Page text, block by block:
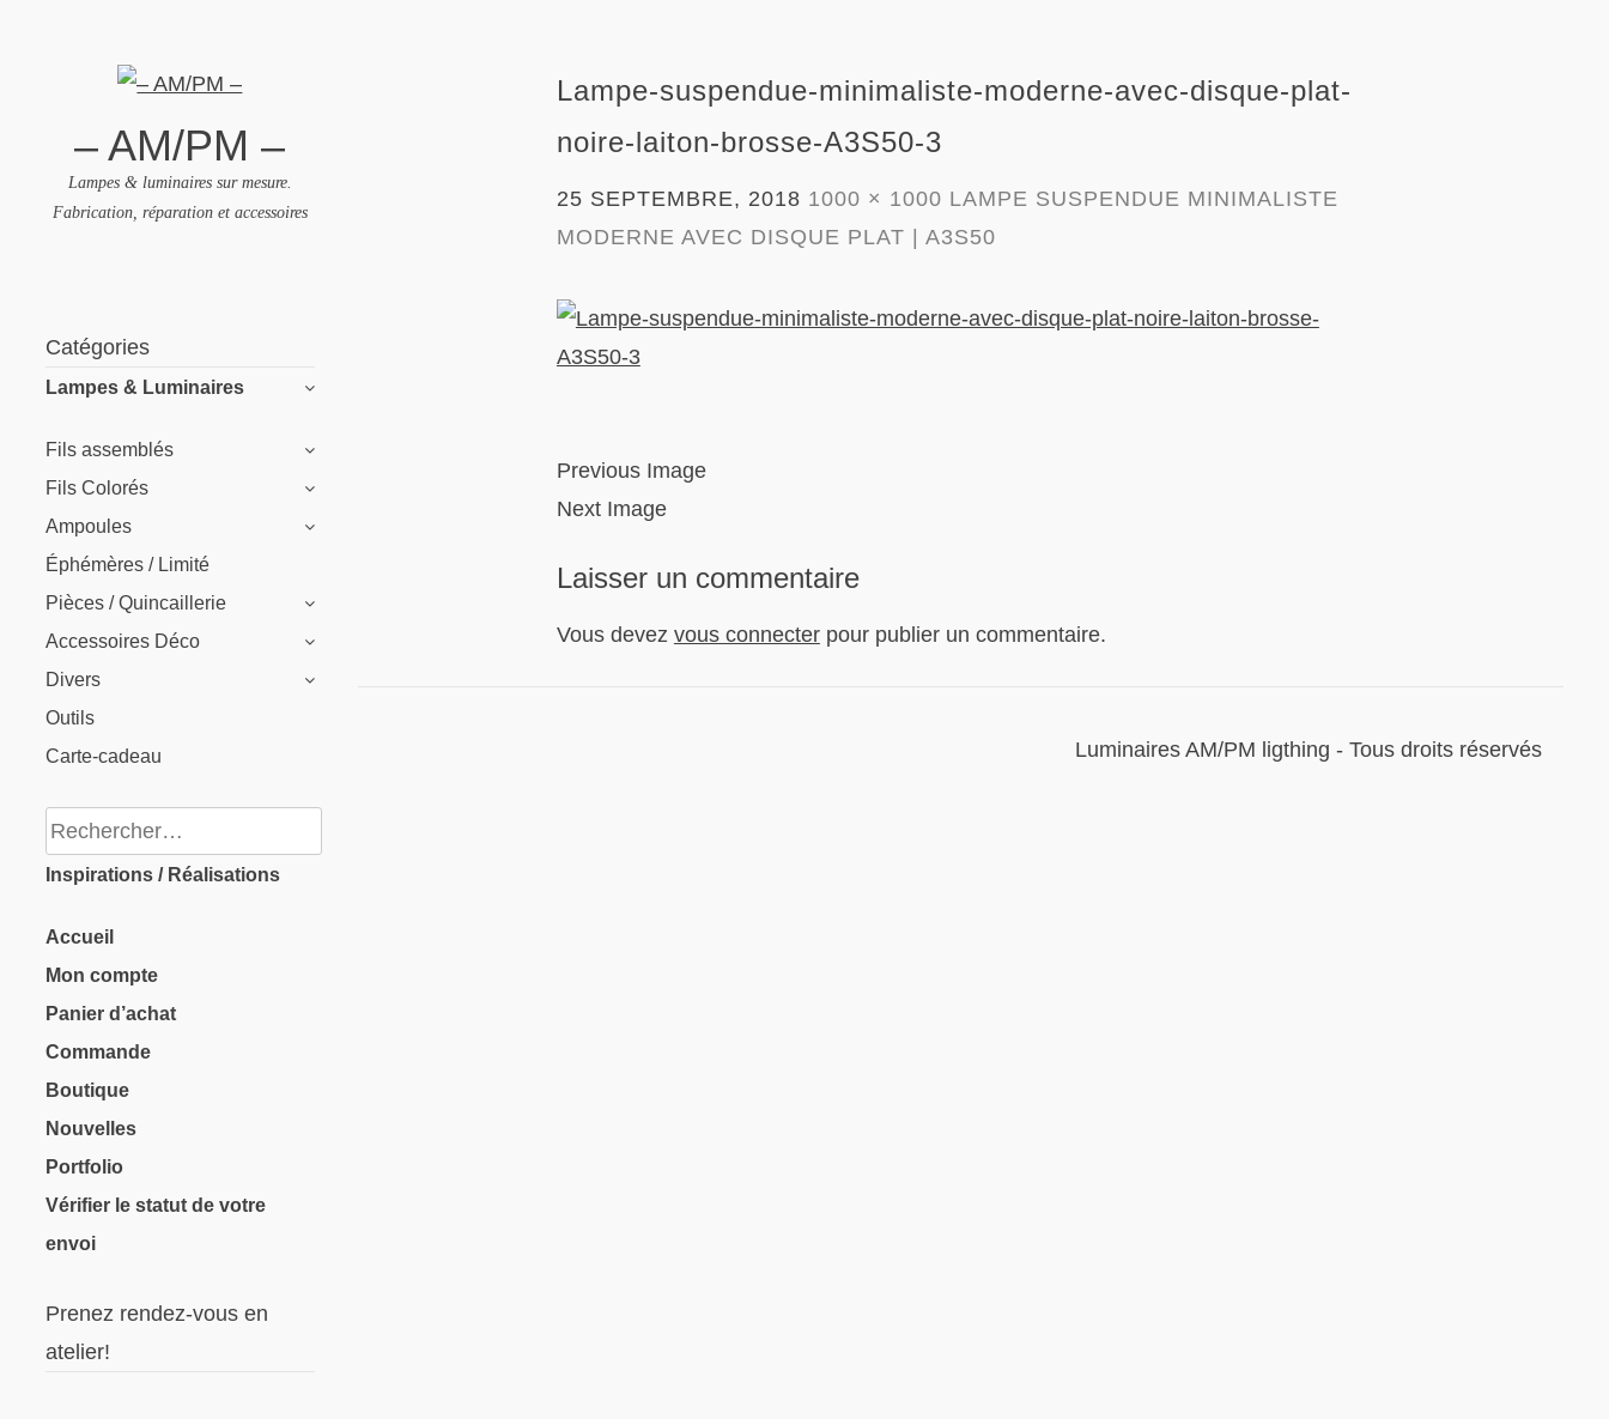
– AM/PM –
Lampes & luminaires sur mesure.
Fabrication, réparation et accessoires
content
Catégories
Lampes & Luminaires
Fils assemblés
Fils Colorés
Ampoules
Éphémères / Limité
Pièces / Quincaillerie
Accessoires Déco
Divers
Outils
Carte-cadeau
Rechercher :
Inspirations / Réalisations
Accueil
Mon compte
Panier d’achat
Commande
Boutique
Nouvelles
Portfolio
Vérifier le statut de votre
envoi
Prenez rendez-vous en
atelier!
Lampe-suspendue-minimaliste-moderne-avec-disque-plat-
noire-laiton-brosse-A3S50-3
25 SEPTEMBRE, 2018 1000 × 1000 LAMPE SUSPENDUE MINIMALISTE
MODERNE AVEC DISQUE PLAT | A3S50
Previous Image
Next Image
Laisser un commentaire
Vous devez vous connecterpour publier un commentaire.
Luminaires AM/PM ligthing - Tous droits réservés